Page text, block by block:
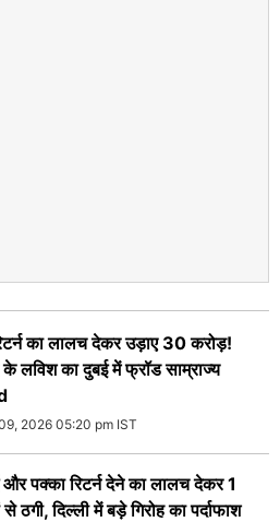
का लालच देकर उड़ाए 30 करोड़!
के लविश का दुबई में फ्रॉड साम्राज्य
2026 05:20 pm IST
और पक्का रिटर्न देने का लालच देकर 1
ठगी, दिल्ली में बड़े गिरोह का पर्दाफाश